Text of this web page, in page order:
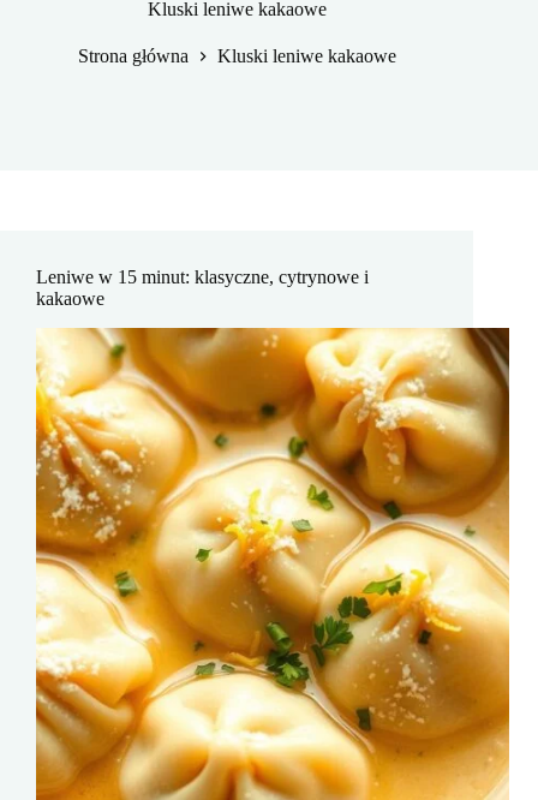
Kluski leniwe kakaowe
Strona główna Kluski leniwe kakaowe
Leniwe w 15 minut: klasyczne, cytrynowe i
kakaowe